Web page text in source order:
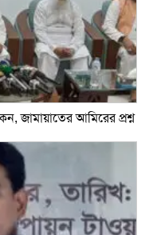
জামায়াতের আমিরের প্রশ্ন